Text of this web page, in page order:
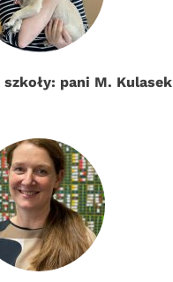
pani M. Kulasek